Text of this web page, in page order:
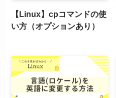
【Linux】cpコマンドの使
い方（オプションあり）